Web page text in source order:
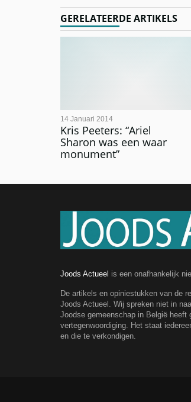
GERELATEERDE ARTIKELS
Kris Peeters: “Ariel
Sharon was een waar
monument”
14 Januari 2014
Joods Actueel is een onafhankelijk
De artikels en opiniestukken van de
Joods Actueel. Wij spreken niet in
Joodse gemeenschap in België heeft
vertegenwoordiging. Het staat
en die te verkondigen.